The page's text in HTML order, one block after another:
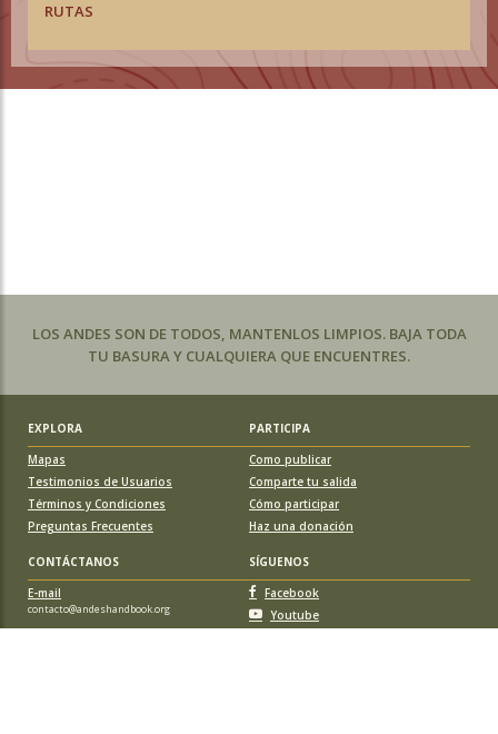
RUTAS
LOS ANDES SON DE TODOS, MANTENLOS LIMPIOS. BAJA TODA
TU BASURA Y CUALQUIERA QUE ENCUENTRES.
EXPLORA
PARTICIPA
Mapas
Testimonios de Usuarios
Términos y Condiciones
Preguntas Frecuentes
Como publicar
Comparte tu salida
Cómo participar
Haz una donación
CONTÁCTANOS
SÍGUENOS
E-mail
contacto@andeshandbook.org
Facebook
Youtube